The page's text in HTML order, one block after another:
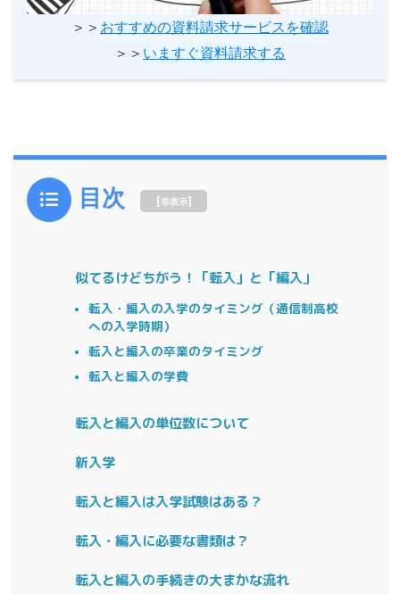
＞＞ おすすめの資料請求サービスを確認
＞＞ いますぐ資料請求する
目次 [非表示]
似てるけどちがう！「転入」と「編入」
転入・編入の入学のタイミング（通信制高校
への入学時期）
転入と編入の卒業のタイミング
転入と編入の学費
転入と編入の単位数について
新入学
転入と編入は入学試験はある？
転入・編入に必要な書類は？
転入と編入の手続きの大まかな流れ